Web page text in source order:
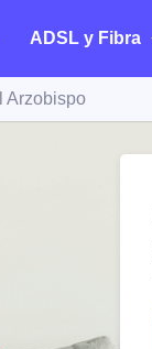
ADSL y Fibra
Arzobispo